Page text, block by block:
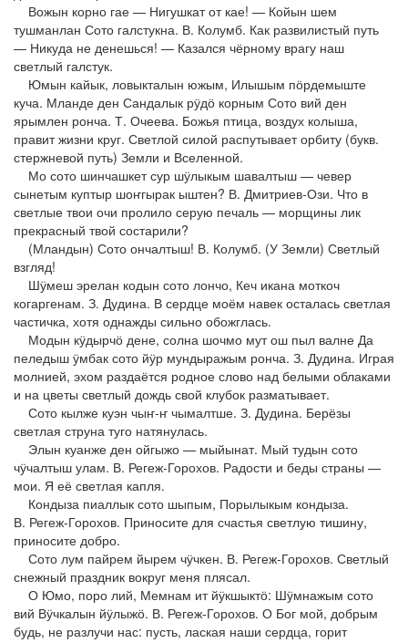
Вожын корно гае — Нигушкат от кае! — Койын шем
тушманлан Сото галстукна. В. Колумб. Как развилистый путь
— Никуда не денешься! — Казался чёрному врагу наш
светлый галстук.
Юмын кайык, ловыкталын южым, Илышым пӧрдемыште
куча. Мланде ден Сандалык рӱдӧ корным Сото вий ден
ярымлен ронча. Т. Очеева. Божья птица, воздух колыша,
правит жизни круг. Светлой силой распутывает орбиту (букв.
стержневой путь) Земли и Вселенной.
Мо сото шинчашкет сур шӱлыкым шавалтыш — чевер
сынетым куптыр шоҥгырак ыштен? В. Дмитриев-Ози. Что в
светлые твои очи пролило серую печаль — морщины лик
прекрасный твой состарили?
(Мландын) Сото ончалтыш! В. Колумб. (У Земли) Светлый
взгляд!
Шӱмеш эрелан кодын сото лончо, Кеч икана моткоч
когаргенам. З. Дудина. В сердце моём навек осталась светлая
частичка, хотя однажды сильно обожглась.
Модын кӱдырчӧ дене, солна шочмо мут ош пыл валне Да
пеледыш ӱмбак сото йӱр мундыражым ронча. З. Дудина. Играя
молнией, эхом раздаётся родное слово над белыми облаками
и на цветы светлый дождь свой клубок разматывает.
Сото кылже куэн чыҥ-ҥ чымалтше. З. Дудина. Берёзы
светлая струна туго натянулась.
Элын куанже ден ойгыжо — мыйынат. Мый тудын сото
чӱчалтыш улам. В. Регеж-Горохов. Радости и беды страны —
мои. Я её светлая капля.
Кондыза пиаллык сото шыпым, Порылыкым кондыза.
В. Регеж-Горохов. Приносите для счастья светлую тишину,
приносите добро.
Сото лум пайрем йырем чӱчкен. В. Регеж-Горохов. Светлый
снежный праздник вокруг меня плясал.
О Юмо, поро лий, Мемнам ит йӱкшыктӧ: Шӱмнажым сото
вий Вӱчкалын йӱлыжӧ. В. Регеж-Горохов. О Бог мой, добрым
будь, не разлучи нас: пусть, лаская наши сердца, горит